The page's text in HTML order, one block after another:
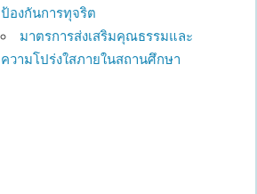
ป้องกันการทุจริต
มาตรการส่งเสริมคุณธรรมและ
ความโปร่งใสภายในสถานศึกษา